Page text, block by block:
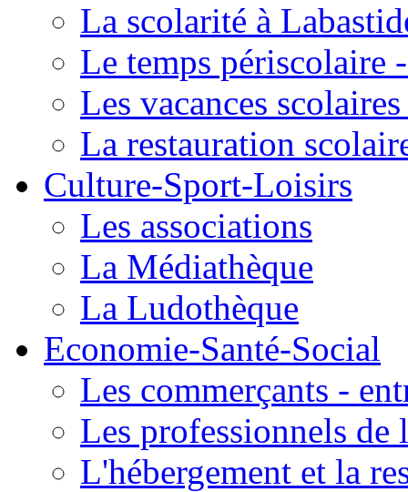
La scolarité à
Le temps périscolaire
Les vacances
La restauration
Culture-Sport-Loisirs
Les associations
La Médiathèque
La Ludothèque
Economie-Santé-Social
Les commerçants -
Les professionnels de
L'hébergement et la